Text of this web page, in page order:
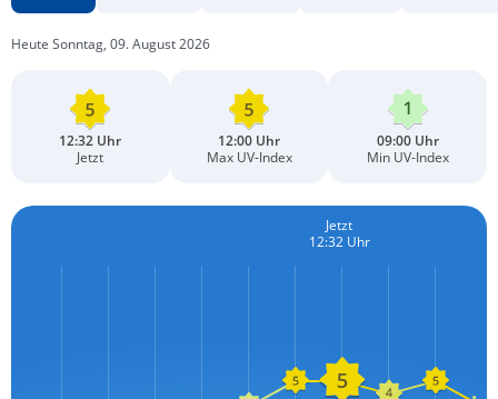
Heute Sonntag, 09. August 2026
12:32 Uhr
Jetzt
12:00 Uhr
Max UV-Index
09:00 Uhr
Min UV-Index
Jetzt
12:32 Uhr